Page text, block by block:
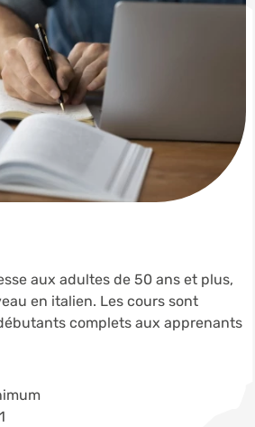
aux adultes de 50 ans et plus,
en italien. Les cours sont
complets aux apprenants